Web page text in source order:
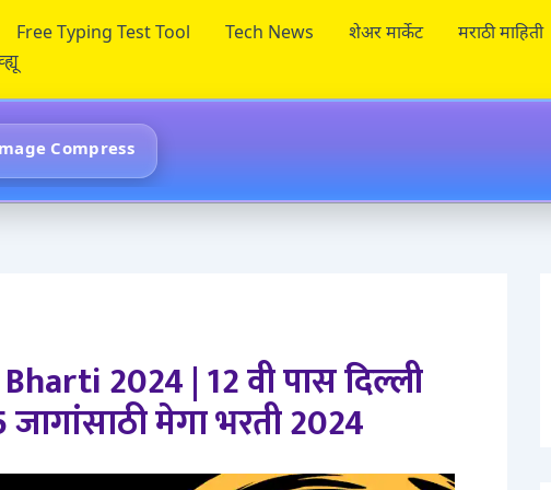
Free Typing Test Tool Tech News शेअर मार्केट मराठी माहिती
Compress
2024 | 12 वी पास दिल्ली
जागांसाठी मेगा भरती 2024